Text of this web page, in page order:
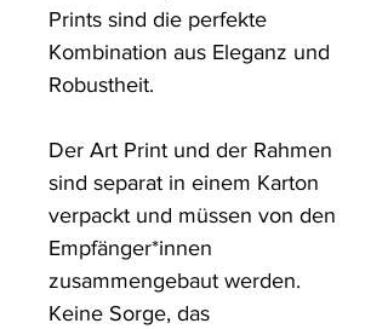
Prints sind die perfekte
Kombination aus Eleganz und
Robustheit.
Der Art Print und der Rahmen
sind separat in einem Karton
verpackt und müssen von den
Empfänger*innen
zusammengebaut werden.
Keine Sorge, das